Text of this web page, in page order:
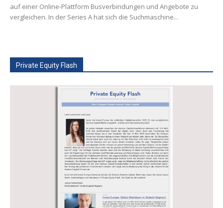
auf einer Online-Plattform Busverbindungen und Angebote zu
vergleichen. In der Series A hat sich die Suchmaschine...
Private Equity Flash